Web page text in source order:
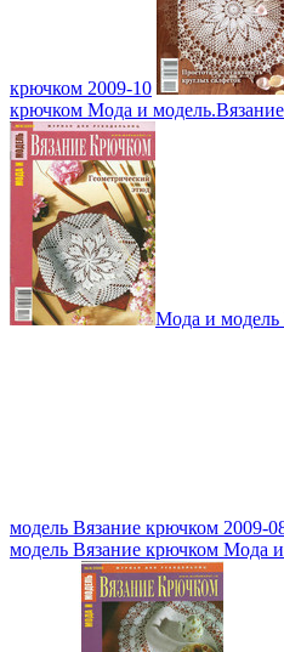
крючком 2009-10
крючком Мода и
Мода и
модель Вязание крючком 2009-
модель Вязание крючком Мода